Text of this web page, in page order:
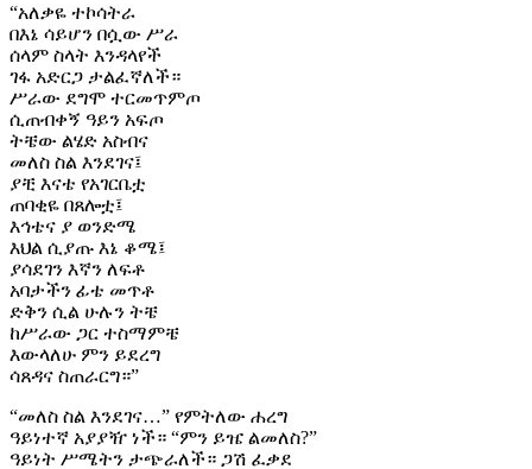
“አለቃዬ ተኮሳትራ
በእኔ ሳይሆን በሷው ሥራ
ሰላም ስላት እንዳላየች
ገፋ አድርጋ ታልፈኛለች።
ሥራው ደግሞ ተርመጥምጦ
ሲጠብቀኝ ዓይን አፍጦ
ትቼው ልሄድ አስብና
መለስ ስል እንደገና፤
ያቺ እናቴ የአገርቤቷ
ጠባቂዬ በጸሎቷ፤
እኅቴና ያ ወንድሜ
እህል ሲያጡ እኔ ቆሜ፤
ያሳደገን እኛን ለፍቶ
አባታችን ፊቴ መጥቶ
ድቅን ሲል ሁሉን ትቼ
ከሥራው ጋር ተስማምቼ
እውላለሁ ምን ይደረግ
ሳጸዳና ስጠራርግ።”
“መለስ ስል እንደገና…” የምትለው ሐረግ
ዓይነተኛ አያያዥ ነች። “ምን ይዤ ልመለስ?”
ዓይነት ሥሜትን ታጭራለች። ጋሽ ፈቃደ